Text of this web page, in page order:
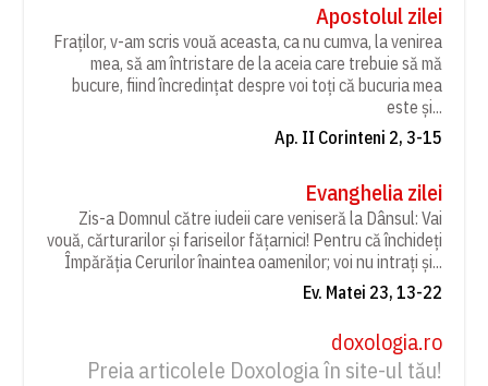
Apostolul zilei
Fraților, v-am scris vouă aceasta, ca nu cumva, la venirea
mea, să am întristare de la aceia care trebuie să mă
bucure, fiind încredințat despre voi toți că bucuria mea
este și...
Ap. II Corinteni 2, 3-15
Evanghelia zilei
Zis-a Domnul către iudeii care veniseră la Dânsul: Vai
vouă, cărturarilor și fariseilor fățarnici! Pentru că închideți
Împărăția Cerurilor înaintea oamenilor; voi nu intrați și...
Ev. Matei 23, 13-22
doxologia.ro
Preia articolele Doxologia în site-ul tău!